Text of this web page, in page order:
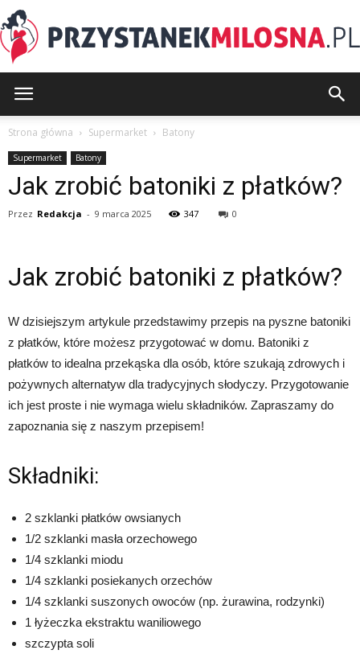
Strona główna Supermarket Batony
Supermarket Batony
Jak zrobić batoniki z płatków?
Przez Redakcja - 9 marca 2025 347 0
Jak zrobić batoniki z płatków?
W dzisiejszym artykule przedstawimy przepis na pyszne batoniki
z płatków, które możesz przygotować w domu. Batoniki z
płatków to idealna przekąska dla osób, które szukają zdrowych i
pożywnych alternatyw dla tradycyjnych słodyczy. Przygotowanie
ich jest proste i nie wymaga wielu składników. Zapraszamy do
zapoznania się z naszym przepisem!
Składniki:
2 szklanki płatków owsianych
1/2 szklanki masła orzechowego
1/4 szklanki miodu
1/4 szklanki posiekanych orzechów
1/4 szklanki suszonych owoców (np. żurawina, rodzynki)
1 łyżeczka ekstraktu waniliowego
szczypta soli